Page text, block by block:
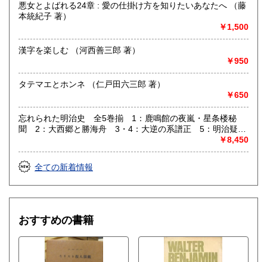
悪女とよばれる24章 : 愛の仕掛け方を知りたいあなたへ （藤
本統紀子 著）
￥1,500
漢字を楽しむ （河西善三郎 著）
￥950
タテマエとホンネ （仁戸田六三郎 著）
￥650
忘れられた明治史 全5巻揃 1：鹿鳴館の夜嵐・星条楼秘
聞 2：大西郷と勝海舟 3・4：大逆の系譜正 5：明治疑獄
￥8,450
全ての新着情報
おすすめの書籍